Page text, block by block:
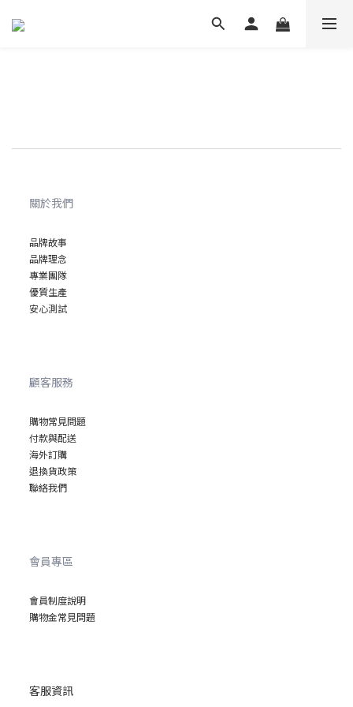
關於我們
品牌故事
品牌理念
專業團隊
優質生產
安心測試
顧客服務
購物常見問題
付款與配送
海外訂購
退換貨政策
聯絡我們
會員專區
會員制度說明
購物金常見問題
客服資訊